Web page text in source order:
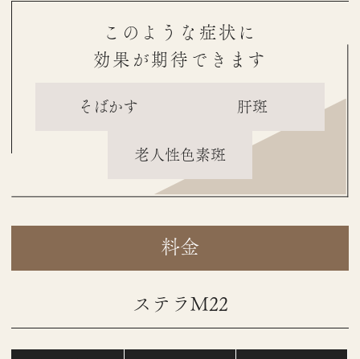
このような症状に
効果が期待できます
そばかす 肝斑
老人性色素斑
料金
ステラM22